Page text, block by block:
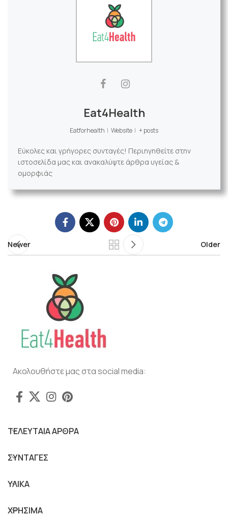
Eat4Health
Eatforhealth | Website | + posts
Εύκολες και γρήγορες συνταγές! Περιηγηθείτε στην
ιστοσελίδα μας και ανακαλύψτε άρθρα υγείας &
ομορφιάς
Newer Older
Ακολουθήστε μας στα social media:
ΤΕΛΕΥΤΑΙΑ ΑΡΘΡΑ
ΣΥΝΤΑΓΕΣ
ΥΛΙΚΑ
ΧΡΗΣΙΜΑ